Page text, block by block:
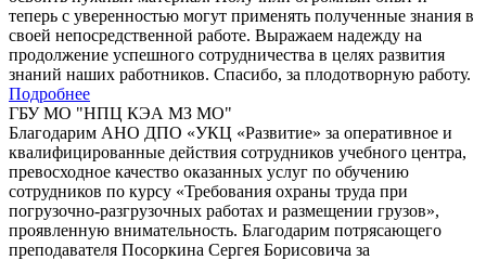
теперь с уверенностью могут применять полученные знания в
своей непосредственной работе. Выражаем надежду на
продолжение успешного сотрудничества в целях развития
знаний наших работников. Спасибо, за плодотворную работу.
Подробнее
ГБУ МО "НПЦ КЭА МЗ МО"
Благодарим АНО ДПО «УКЦ «Развитие» за оперативное и
квалифицированные действия сотрудников учебного центра,
превосходное качество оказанных услуг по обучению
сотрудников по курсу «Требования охраны труда при
погрузочно-разгрузочных работах и размещении грузов»,
проявленную внимательность. Благодарим потрясающего
преподавателя Посоркина Сергея Борисовича за